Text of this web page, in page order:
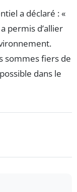
a déclaré : «
permis d’allier
sommes fiers de
dans le